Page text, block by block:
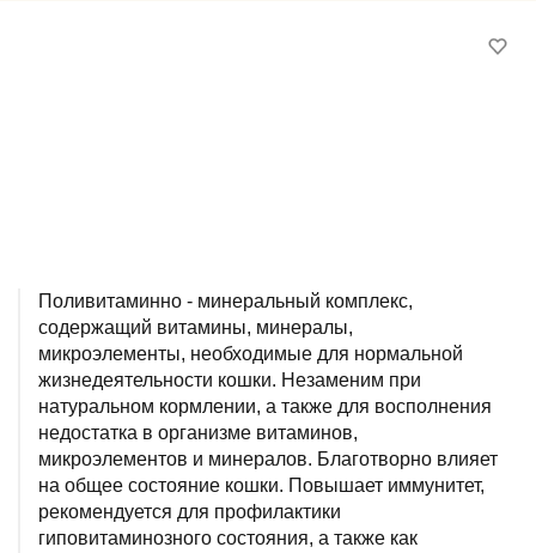
Поливитаминно - минеральный комплекс,
содержащий витамины, минералы,
микроэлементы, необходимые для нормальной
жизнедеятельности кошки. Незаменим при
натуральном кормлении, а также для восполнения
недостатка в организме витаминов,
микроэлементов и минералов. Благотворно влияет
на общее состояние кошки. Повышает иммунитет,
рекомендуется для профилактики
гиповитаминозного состояния, а также как